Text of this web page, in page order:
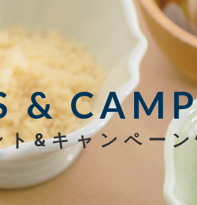
&
ト&キャンペー